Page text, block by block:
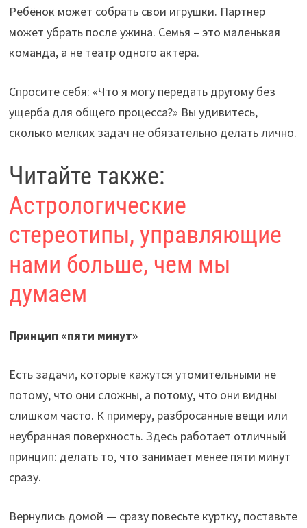
Ребёнок может собрать свои игрушки. Партнер
может убрать после ужина. Семья – это маленькая
команда, а не театр одного актера.
Спросите себя: «Что я могу передать другому без
ущерба для общего процесса?» Вы удивитесь,
сколько мелких задач не обязательно делать лично.
Читайте также:
Астрологические
стереотипы, управляющие
нами больше, чем мы
думаем
Принцип «пяти минут»
Есть задачи, которые кажутся утомительными не
потому, что они сложны, а потому, что они видны
слишком часто. К примеру, разбросанные вещи или
неубранная поверхность. Здесь работает отличный
принцип: делать то, что занимает менее пяти минут
сразу.
Вернулись домой — сразу повесьте куртку, поставьте